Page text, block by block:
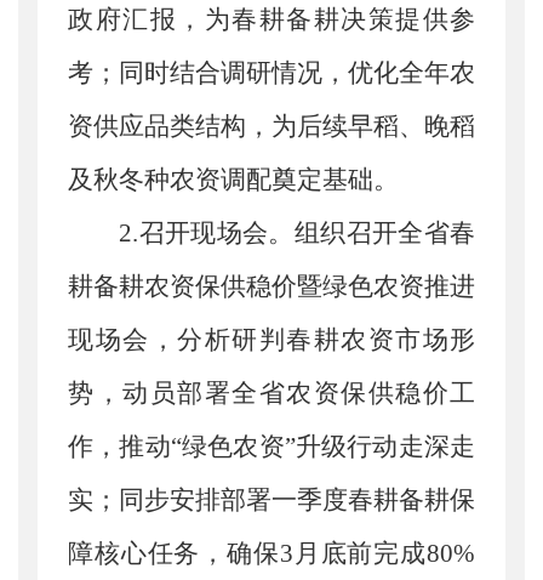
政府汇报，为春耕备耕决策提供参
考；同时结合调研情况，优化全年农
资供应品类结构，为后续早稻、晚稻
及秋冬种农资调配奠定基础。
2.召开现场会。 组织召开全省春
耕备耕农资保供稳价暨绿色农资推进
现场会，分析研判春耕农资市场形
势，动员部署全省农资保供稳价工
作，推动“绿色农资”升级行动走深走
实；同步安排部署一季度春耕备耕保
障核心任务，确保3月底前完成80%